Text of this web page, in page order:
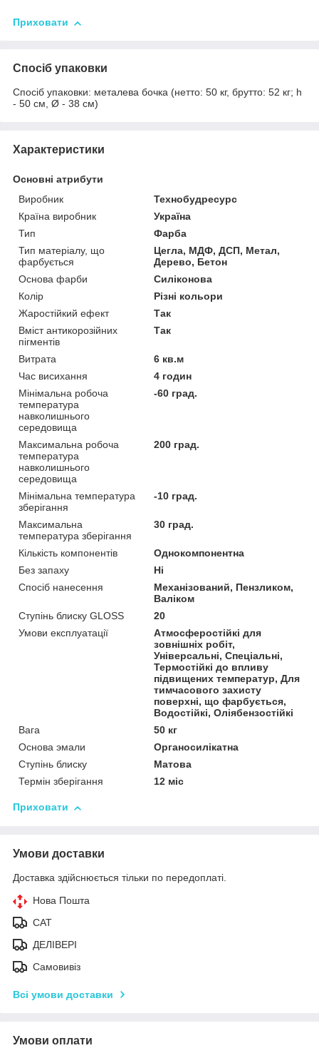
Приховати
Спосіб упаковки
Спосіб упаковки: металева бочка (нетто: 50 кг, брутто: 52 кг; h
- 50 см, Ø - 38 см)
Характеристики
Основні атрибути
Виробник
Технобудресурс
Країна виробник
Україна
Тип
Фарба
Тип матеріалу, що
фарбується
Цегла, МДФ, ДСП, Метал,
Дерево, Бетон
Основа фарби
Силіконова
Колір
Різні кольори
Жаростійкий ефект
Так
Вміст антикорозійних
пігментів
Так
Витрата
6 кв.м
Час висихання
4 годин
Мінімальна робоча
температура
навколишнього
середовища
-60 град.
Максимальна робоча
температура
навколишнього
середовища
200 град.
Мінімальна температура
зберігання
-10 град.
Максимальна
температура зберігання
30 град.
Кількість компонентів
Однокомпонентна
Без запаху
Ні
Спосіб нанесення
Механізований, Пензликом,
Валіком
Ступінь блиску GLOSS
20
Умови експлуатації
Атмосферостійкі для
зовнішніх робіт,
Універсальні, Спеціальні,
Термостійкі до впливу
підвищених температур, Для
тимчасового захисту
поверхні, що фарбується,
Водостійкі, Оліябензостійкі
Вага
50 кг
Основа эмали
Органосилікатна
Ступінь блиску
Матова
Термін зберігання
12 міс
Приховати
Умови доставки
Доставка здійснюється тільки по передоплаті.
Нова Пошта
САТ
ДЕЛІВЕРІ
Самовивіз
Всі умови доставки
Умови оплати